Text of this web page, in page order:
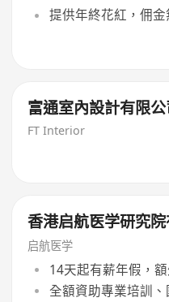
提供年終花紅，佣金
富通室內設計有限公
FT Interior
香港启航医学研究
启航医学
14天起有薪年假，
全額資助專業培訓